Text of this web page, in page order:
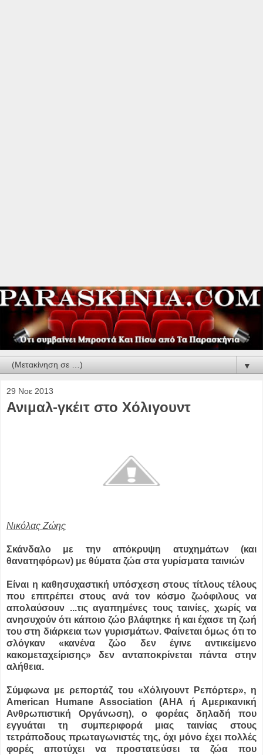
▼
29 Νοε 2013
Ανιμαλ-γκέιτ στο Χόλιγουντ
Νικόλας Ζώης
Σκάνδαλο με την απόκρυψη ατυχημάτων (και
θανατηφόρων) με θύματα ζώα στα γυρίσματα ταινιών
Είναι η καθησυχαστική υπόσχεση στους τίτλους τέλους
που επιτρέπει στους ανά τον κόσμο ζωόφιλους να
απολαύσουν ...τις αγαπημένες τους ταινίες, χωρίς να
ανησυχούν ότι κάποιο ζώο βλάφτηκε ή και έχασε τη ζωή
του στη διάρκεια των γυρισμάτων. Φαίνεται όμως ότι το
σλόγκαν «κανένα ζώο δεν έγινε αντικείμενο
κακομεταχείρισης» δεν ανταποκρίνεται πάντα στην
αλήθεια.
Σύμφωνα με ρεπορτάζ του «Χόλιγουντ Ρεπόρτερ», η
American Humane Association (ΑΗΑ ή Αμερικανική
Ανθρωπιστική Οργάνωση), ο φορέας δηλαδή που
εγγυάται τη συμπεριφορά μιας ταινίας στους
τετράποδους πρωταγωνιστές της, όχι μόνο έχει πολλές
φορές αποτύχει να προστατεύσει τα ζώα που